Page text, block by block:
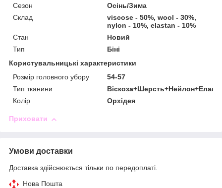
Сезон
Осінь/Зима
Склад
viscose - 50%, wool - 30%,
nylon - 10%, elastan - 10%
Стан
Новий
Тип
Біні
Користувальницькі характеристики
Розмір головного убору
54-57
Тип тканини
Колір
Орхідея
Приховати
Умови доставки
Доставка здійснюється тільки по передоплаті.
Нова Пошта